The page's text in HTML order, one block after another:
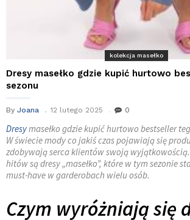
kolekcja masełko
Dresy masełko gdzie kupić hurtowo
sezonu
By Joana 12 lutego 2025 0
Dresymasełko gdzie kupić hurtowo bestseller
W świecie mody co jakiś czas pojawiają się
zdobywają serca klientów swoją
hitów są dresy „masełko”, które w tym sezonie
must-have w garderobach wielu osób.
Czym wyróżniają się